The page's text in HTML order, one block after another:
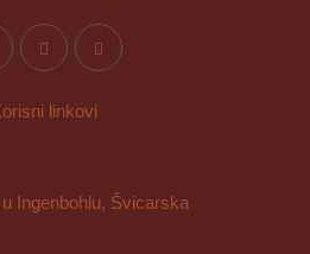
linkovi
Ingenbohlu, Švicarska